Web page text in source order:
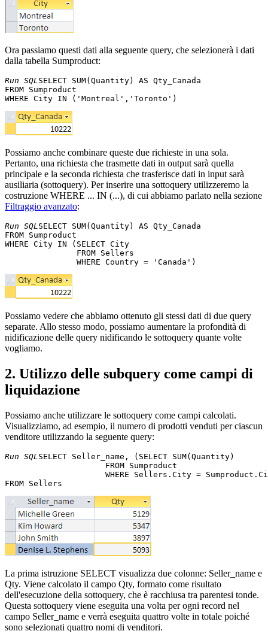
Ora passiamo questi dati alla seguente query, che selezionerà i dati
dalla tabella Sumproduct:
Run SQL SELECT SUM(Quantity) AS Qty_Canada
FROM Sumproduct
Possiamo anche combinare queste due richieste in una sola.
Pertanto, una richiesta che trasmette dati in output sarà quella
principale e la seconda richiesta che trasferisce dati in input sarà
ausiliaria (sottoquery). Per inserire una sottoquery utilizzeremo la
costruzione WHERE ... IN (...), di cui abbiamo parlato nella sezione
Filtraggio avanzato:
Run SQL SELECT SUM(Quantity) AS Qty_Canada
FROM Sumproduct
WHERE City IN (SELECT City
               FROM Sellers
Possiamo vedere che abbiamo ottenuto gli stessi dati di due query
separate. Allo stesso modo, possiamo aumentare la profondità di
nidificazione delle query nidificando le sottoquery quante volte
vogliamo.
2. Utilizzo delle subquery come campi di
liquidazione
Possiamo anche utilizzare le sottoquery come campi calcolati.
Visualizziamo, ad esempio, il numero di prodotti venduti per ciascun
venditore utilizzando la seguente query:
Run SQL SELECT Seller_name, (SELECT SUM(Quantity)
                     FROM Sumproduct
WHERE Sellers.City =
La prima istruzione SELECT visualizza due colonne: Seller_name e
Qty. Viene calcolato il campo Qty, formato come risultato
dell'esecuzione della sottoquery, che è racchiusa tra parentesi tonde.
Questa sottoquery viene eseguita una volta per ogni record nel
campo Seller_name e verrà eseguita quattro volte in totale poiché
sono selezionati quattro nomi di venditori.